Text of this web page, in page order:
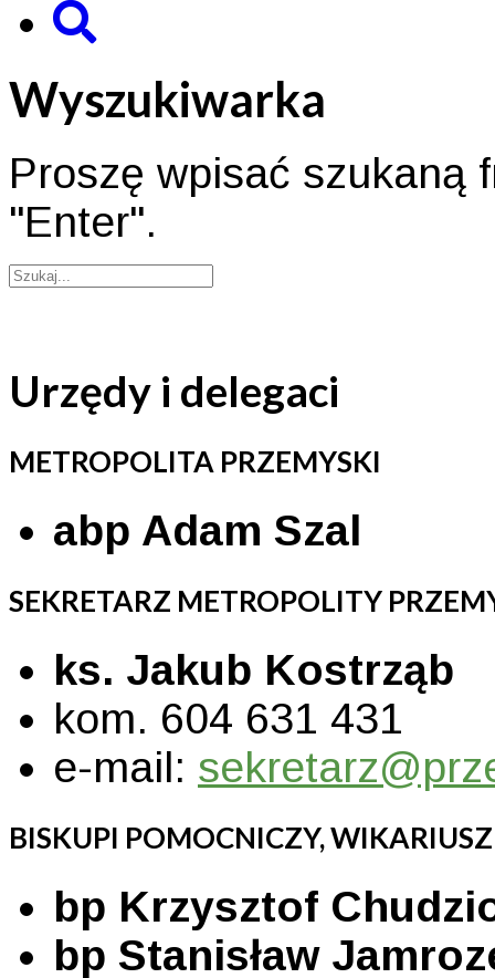
Wyszukiwarka
Proszę wpisać szukaną
"Enter".
Urzędy i delegaci
METROPOLITA PRZEMYSKI
abp Adam Szal
SEKRETARZ METROPOLITY
ks. Jakub Kostrząb
kom. 604 631 431
e-mail:
BISKUPI POMOCNICZY,
bp Krzysztof
bp Stanisław